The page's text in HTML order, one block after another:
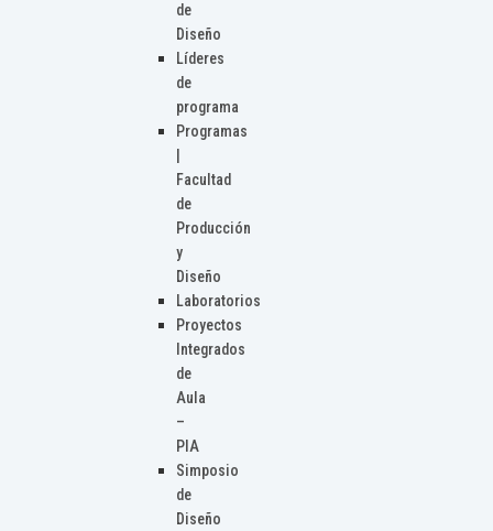
de
Diseño
Líderes
de
programa
Programas
Facultad
de
Producción
y
Diseño
Laboratorios
Proyectos
Integrados
de
Aula
–
PIA
Simposio
de
Diseño